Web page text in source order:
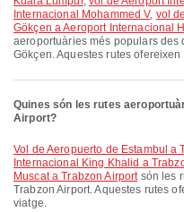
Internacional Mohammed V, vol
Gökçen a Aeroport Internacional
aeroportuàries més populars des
Gökçen. Aquestes rutes
Quines són les rutes
Airport?
vol de Aeropuerto de Estambul a
Internacional King Khalid a
Muscat a Trabzon Airportsón les
Trabzon Airport. Aquestes rutes
viatge.